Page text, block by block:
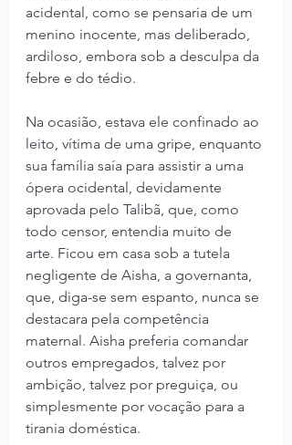
acidental, como se pensaria de um
menino inocente, mas deliberado,
ardiloso, embora sob a desculpa da
febre e do tédio.
Na ocasião, estava ele confinado ao
leito, vítima de uma gripe, enquanto
sua família saía para assistir a uma
ópera ocidental, devidamente
aprovada pelo Talibã, que, como
todo censor, entendia muito de
arte. Ficou em casa sob a tutela
negligente de Aisha, a governanta,
que, diga-se sem espanto, nunca se
destacara pela competência
maternal. Aisha preferia comandar
outros empregados, talvez por
ambição, talvez por preguiça, ou
simplesmente por vocação para a
tirania doméstica.